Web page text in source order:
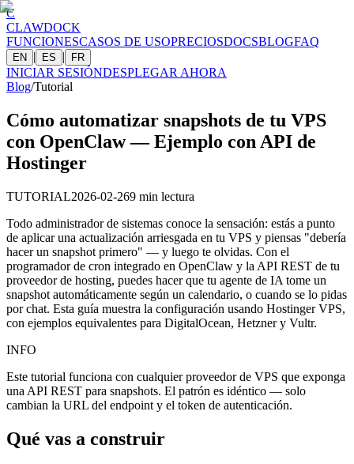
C
CLAWDOCK
FUNCIONESCASOS DE USOPRECIOSDOCSBLOGFAQ
EN | ES | FR
INICIAR SESIÓNDESPLEGAR AHORA
Blog/Tutorial
Cómo automatizar snapshots de tu VPS
con OpenClaw — Ejemplo con API de
Hostinger
TUTORIAL2026-02-269 min lectura
Todo administrador de sistemas conoce la sensación: estás a punto
de aplicar una actualización arriesgada en tu VPS y piensas "debería
hacer un snapshot primero" — y luego te olvidas. Con el
programador de cron integrado en OpenClaw y la API REST de tu
proveedor de hosting, puedes hacer que tu agente de IA tome un
snapshot automáticamente según un calendario, o cuando se lo pidas
por chat. Esta guía muestra la configuración usando Hostinger VPS,
con ejemplos equivalentes para DigitalOcean, Hetzner y Vultr.
INFO
Este tutorial funciona con cualquier proveedor de VPS que exponga
una API REST para snapshots. El patrón es idéntico — solo
cambian la URL del endpoint y el token de autenticación.
Qué vas a construir